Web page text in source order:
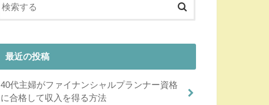
最近の投稿
40代主婦がファイナンシャルプランナー資格
に合格して収入を得る方法